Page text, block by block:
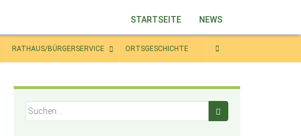
STARTSEITE NEWS
RATHAUS/BÜRGERSERVICE ORTSGESCHICHTE